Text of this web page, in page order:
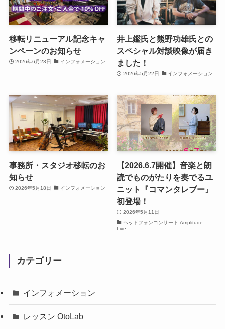
移転リニューアル記念キャ
ンペーンのお知らせ
2026年6月23日 インフォメーション
井上鑑氏と熊野功雄氏との
スペシャル対談映像が届き
ました！
2026年5月22日 インフォメーション
事務所・スタジオ移転のお
知らせ
2026年5月18日 インフォメーション
【2026.6.7開催】音楽と朗
読でものがたりを奏でるユ
ニット『コマンタレブー』
初登場！
2026年5月11日
ヘッドフォンコンサート Amplitude
Live
カテゴリー
インフォメーション
レッスン OtoLab